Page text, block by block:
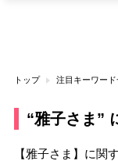
トップ 注目キーワード
“雅子さま”
【雅子さま】に関